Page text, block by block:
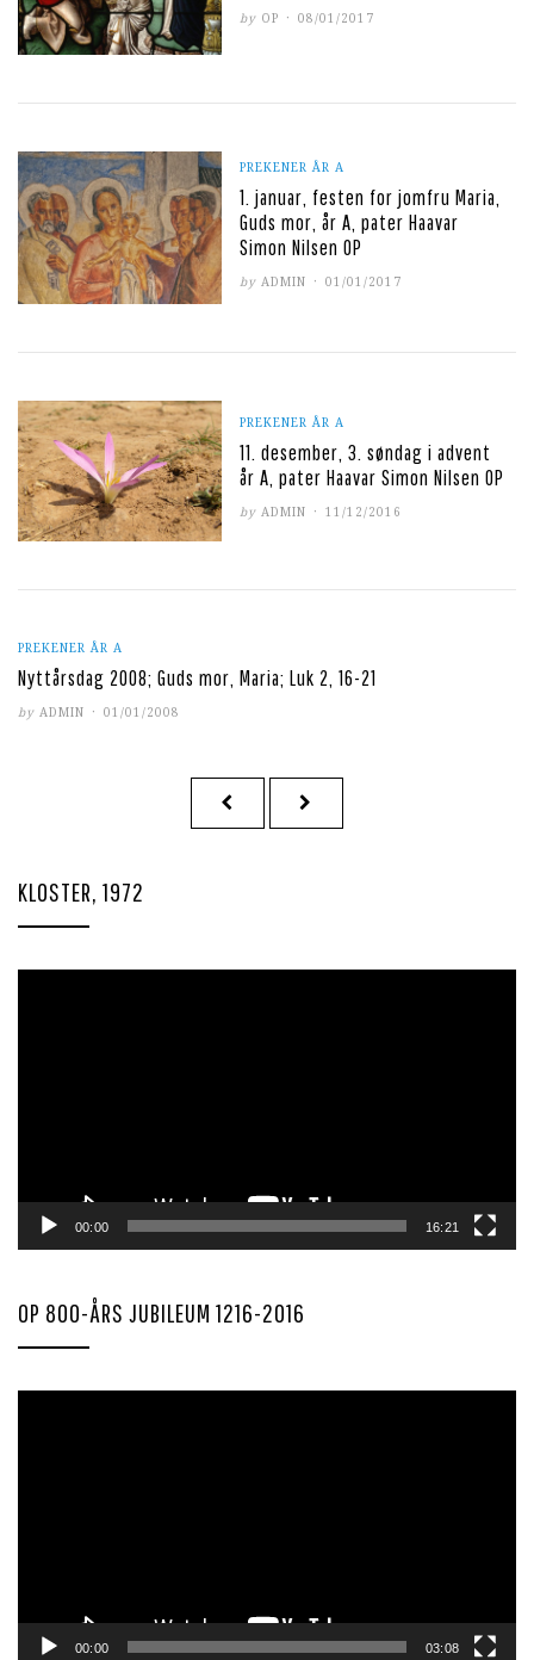
by OP
POSTED
08/01/2017
PREKENER ÅR A
1. januar, festen for jomfru Maria,
Guds mor, år A, pater Haavar
Simon Nilsen OP
by ADMIN
POSTED
01/01/2017
PREKENER ÅR A
11. desember, 3. søndag i advent
år A, pater Haavar Simon Nilsen OP
by ADMIN
POSTED
11/12/2016
PREKENER ÅR A
Nyttårsdag 2008; Guds mor, Maria; Luk 2, 16-21
by ADMIN
POSTED
01/01/2008
PREVIOUS
PAGE
NEXT
PAGE
KLOSTER, 1972
00:00 16:21
OP 800-ÅRS JUBILEUM 1216-2016
00:00 03:08